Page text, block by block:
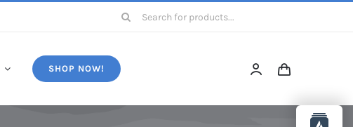
Search
SHOP NOW!